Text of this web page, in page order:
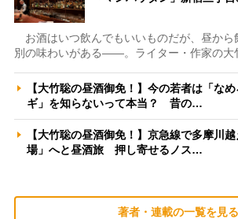
お酒はいつ飲んでもいいものだが、昼から
別の味わいがある――。ライター・作家の大
【大竹聡の昼酒御免！】今の若者は「な
ギ」を知らないって本当？ 昔の…
【大竹聡の昼酒御免！】京急線で多摩川
場」へと昼酒旅 押し寄せるノス…
著者・連載の一覧を見る